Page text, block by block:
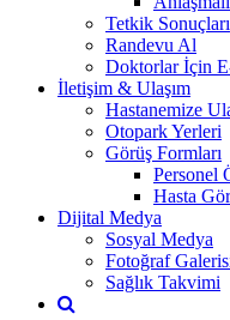
Tetkik Sonuçları
Randevu Al
Doktorlar İçin
İletişim & Ulaşım
Hastanemize
Otopark Yerleri
Görüş Formları
Personel
Hasta
Dijital Medya
Sosyal Medya
Fotoğraf
Sağlık Takvimi